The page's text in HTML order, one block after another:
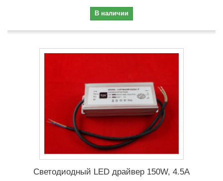
В наличии
Светодиодный LED драйвер 150W, 4.5A